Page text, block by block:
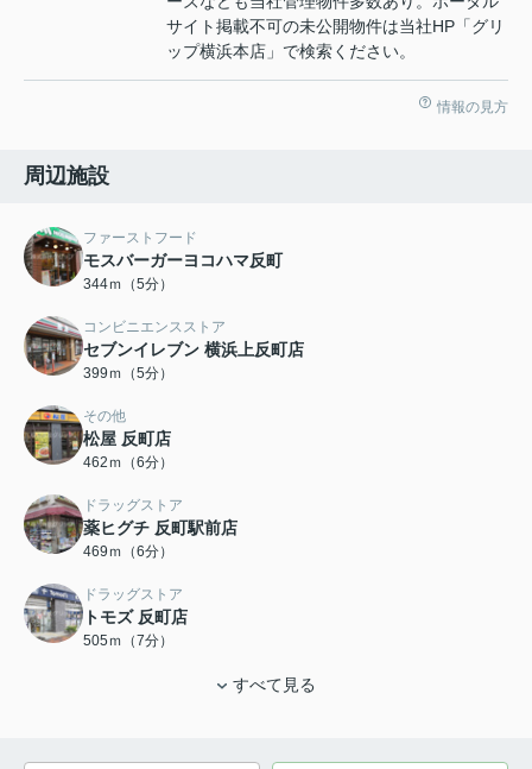
サイト掲載不可の未公開物件は当社HP「グリ
ップ横浜本店」で検索ください。
情報の見方
周辺施設
ファーストフード
モスバーガーヨコハマ反町
344ｍ（5分）
コンビニエンスストア
セブンイレブン 横浜上反町店
399ｍ（5分）
その他
松屋 反町店
462ｍ（6分）
ドラッグストア
薬ヒグチ 反町駅前店
469ｍ（6分）
ドラッグストア
トモズ 反町店
505ｍ（7分）
すべて見る